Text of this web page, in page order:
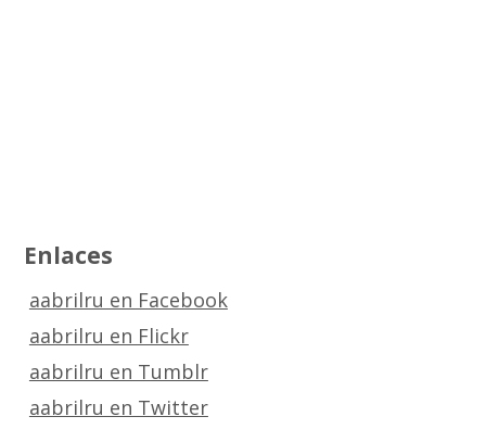
Enlaces
aabrilru en Facebook
aabrilru en Flickr
aabrilru en Tumblr
aabrilru en Twitter